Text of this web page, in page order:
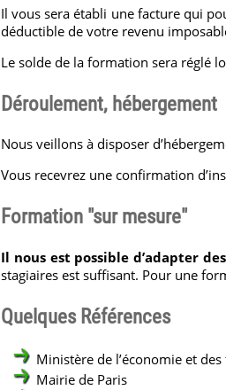
Il vous sera établi une facture qui
déductible de votre revenu
Le solde de la formation sera réglé
Déroulement, hébergement
Nous veillons à disposer
Vous recevrez une confirmation
Formation "sur mesure"
Il nous est possible d’adapter
stagiaires est suffisant. Pour une
Quelques Références
Ministère de l’économie et des
Mairie de Paris